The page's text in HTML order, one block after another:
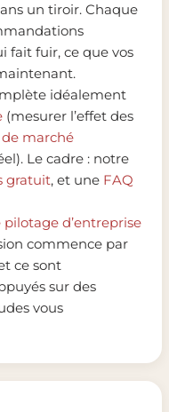
un tiroir. Chaque
fait fuir, ce que vos
idéalement
(mesurer l’effet des
marché
Le cadre : notre
gratuit, et une FAQ
d’entreprise
commence par
ce sont
sur des
vous